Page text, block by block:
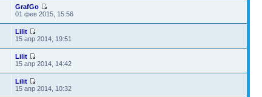
GrafGo
01 фев 2015, 15:56
Lilit
15 апр 2014, 19:51
Lilit
15 апр 2014, 14:42
Lilit
15 апр 2014, 10:32